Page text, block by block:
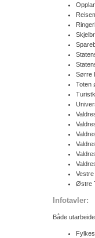
Sørre
Toten
Østre
Infotavler:
Både